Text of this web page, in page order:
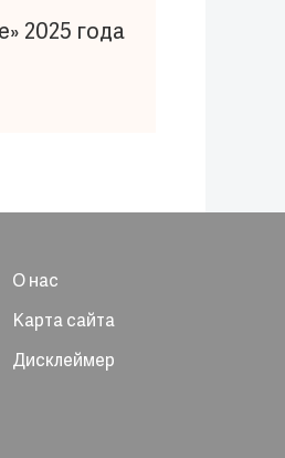
2025 года
О нас
Карта сайта
Дисклеймер